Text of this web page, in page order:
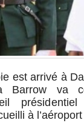
est arrivé à
Barrow va
présidentiel
à